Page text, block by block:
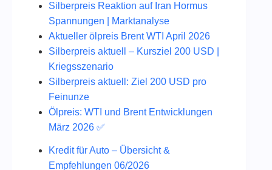
Silberpreis Reaktion auf Iran Hormus
Spannungen | Marktanalyse
Aktueller ölpreis Brent WTI April 2026
Silberpreis aktuell – Kursziel 200 USD |
Kriegsszenario
Silberpreis aktuell: Ziel 200 USD pro
Feinunze
Ölpreis: WTI und Brent Entwicklungen
März 2026 ✅
Kredit für Auto – Übersicht &
Empfehlungen 06/2026